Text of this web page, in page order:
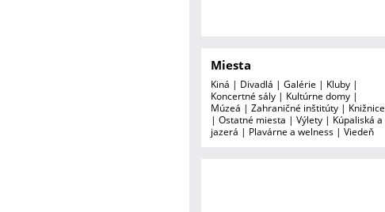
Miesta
Kiná | Divadlá | Galérie | Kluby |
Koncertné sály | Kultúrne domy |
Múzeá | Zahraničné inštitúty | Knižnice
| Ostatné miesta | Výlety | Kúpaliská a
jazerá | Plavárne a welness | Viedeň